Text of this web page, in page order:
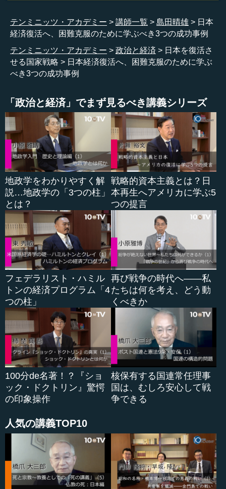
一つは、シリコンバレーです。シリコンバレーは、1980
が、日本に席巻され、これではけしからんと、アメリカは
軍官民学が一体となって日本打倒戦略を組んでいくので
す。シリコンバレーの復権に総力をかけました。特に、ス
学史を完全に変えたアルゴリズム革命です。コンピュータ
の能力が非常に高まったものですから、サンプリングでは
なく、全数で計算ができます。そうなると、人間の能力を
超えるものですから、AIが全て計算するのですが、それを
アメリカのGAFAが徹底的に活用し、科学の歴史を変えてし
まったのです。そのような動きがたまたま重なり、アメリ
カの情報産業は世界制覇を実現しました。日本にやられて
いたアメリカが、10年～15年ほどで背中が見えなくなるほ
ど完全に追い越したという成功例があるのです。これを日
本はよく分析すべきだと思います。
もう一つは中国です。中国は鄧小平が、改革開放戦略で
目覚ましい高度成長を持続しました。中国はおよそ20年間
で、世界のシェアの3パーセントから15パーセントまで大き
くなり、そのおかげで中国の賃金が高くなったのですが、
いわゆる中進国の罠に直面したのです。そのままでは、先
進国の技術で世界に輸出するということは通用しなくなっ
たので、中国自体がイノベーションしなければいけなくな
りました。
ここで、習近平が見事に「量的成長から質...
テンミニッツ・アカデミー 講師一覧 島田晴雄
日本
経済復活へ、困難克服のために学ぶべき3つの成功事例
テンミニッツ・アカデミー
政治と経済
日本を復活さ
せる国家戦略
日本経済復活へ、困難克服のために学ぶ
べき3つの成功事例
「政治と経済」でまず見るべき講義シリーズ
地政学をわかりやすく解
説…地政学の「3つの柱」
とは？
戦略的資本主義とは？日
本再生へアメリカに学ぶ5
つの提言
フェデラリスト・ハミル
トンの経済プログラム「4
つの柱」
再び戦争の時代へ――私
たちは何を考え、どう動
くべきか
100分de名著！？『ショ
ック・ドクトリン』驚愕
の印象操作
核保有する国連常任理事
国は、むしろ安心して戦
争できる
人気の講義TOP10